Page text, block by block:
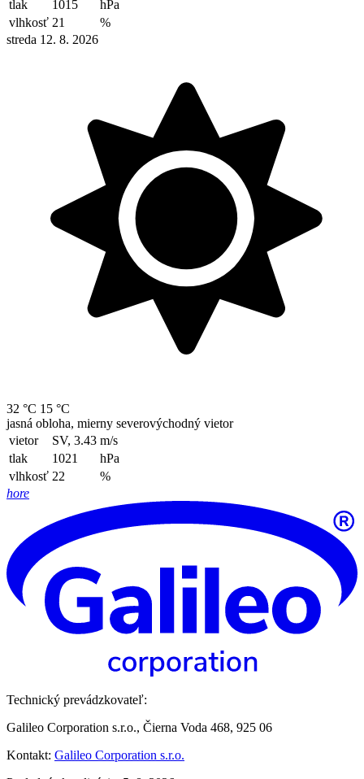
tlak
1015
hPa
vlhkosť 21
%
streda 12. 8. 2026
32 °C 15 °C
jasná obloha, mierny severovýchodný vietor
vietor
SV, 3.43 m/s
tlak
1021
hPa
vlhkosť 22
%
hore
Technický prevádzkovateľ:
Galileo Corporation s.r.o., Čierna Voda 468, 925 06
Kontakt: Galileo Corporation s.r.o.